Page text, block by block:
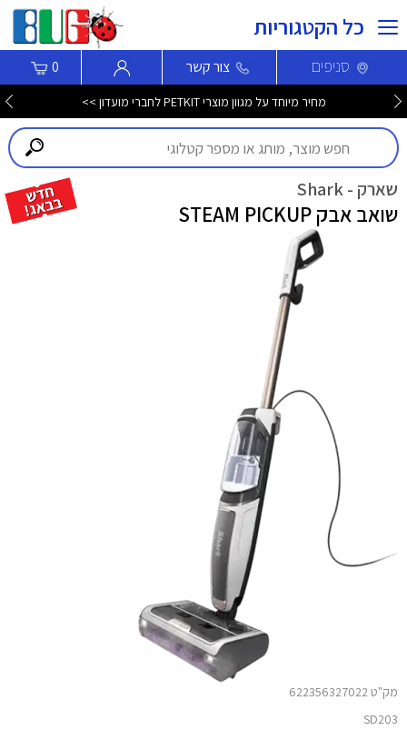
כל הקטגוריות
סניפים צור קשר 0
מחיר מיוחד על מגוון מוצרי PETKIT לחברי מועדון >>
שארק - Shark
שואב אבק STEAM PICKUP
מק"ט 622356327022
SD203